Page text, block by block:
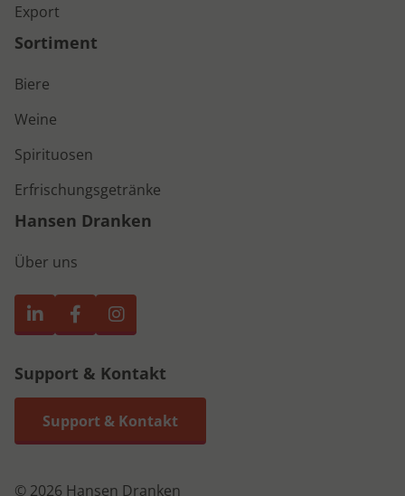
Export
Sortiment
Biere
Weine
Spirituosen
Erfrischungsgetränke
Hansen Dranken
Über uns
Support & Kontakt
Support & Kontakt
© 2026 Hansen Dranken